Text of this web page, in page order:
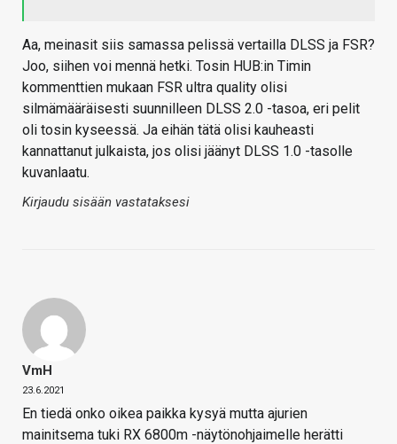
Aa, meinasit siis samassa pelissä vertailla DLSS ja FSR?
Joo, siihen voi mennä hetki. Tosin HUB:in Timin
kommenttien mukaan FSR ultra quality olisi
silmämääräisesti suunnilleen DLSS 2.0 -tasoa, eri pelit
oli tosin kyseessä. Ja eihän tätä olisi kauheasti
kannattanut julkaista, jos olisi jäänyt DLSS 1.0 -tasolle
kuvanlaatu.
Kirjaudu sisään vastataksesi
VmH
23.6.2021
En tiedä onko oikea paikka kysyä mutta ajurien
mainitsema tuki RX 6800m -näytönohjaimelle herätti